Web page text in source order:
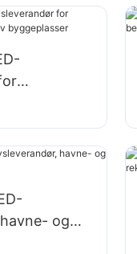
belysning
og